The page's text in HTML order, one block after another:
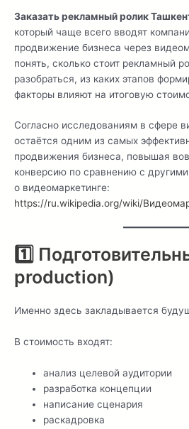
Заказать рекламный ролик
который чаще всего вводят
продвижение бизнеса через
понять, сколько стоит рекламный
разобраться, из каких этапов
факторы влияют на итоговую
Согласно исследованиям в сфере
остаётся одним из самых
продвижения бизнеса, повышая
конверсию по сравнению с
о видеомаркетинге:
https://ru.wikipedia.org/wiki/
1️⃣
production)
Именно здесь закладывается
В стоимость входят:
анализ целевой аудитории
разработка концепции
написание сценария
раскадровка